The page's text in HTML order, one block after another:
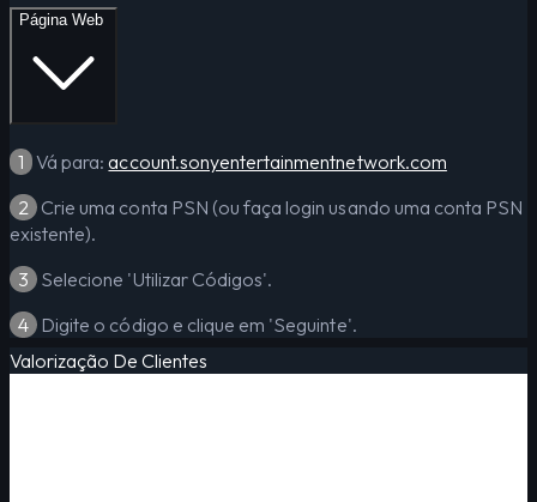
Página Web
1 Vá para:account.sonyentertainmentnetwork.com
2 Crie uma conta PSN (ou faça login usando uma conta PSN
existente).
3 Selecione 'Utilizar Códigos'.
4 Digite o código e clique em 'Seguinte'.
Valorização De Clientes